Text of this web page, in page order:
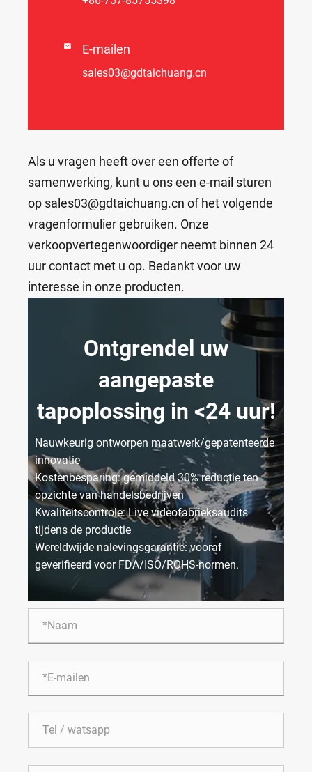
 E-mailen
sales03@gdtaichuang.cn
Als u vragen heeft over een offerte of
samenwerking, kunt u ons een e-mail sturen
op sales03@gdtaichuang.cn of het volgende
vragenformulier gebruiken. Onze
verkoopvertegenwoordiger neemt binnen 24
uur contact met u op. Bedankt voor uw
interesse in onze producten.
Ontgrendel uw
aangepaste
tapoplossing in <24 uur!
Nauwkeurig ontworpen maatwerk/gepatenteerde
innovatie
Kostenbesparing: gemiddeld 30% reductie ten
opzichte van handelsbedrijven
Kwaliteitscontrole: Live videofabrieksaudits
tijdens de productie
Wereldwijde nalevingsgarantie: vooraf
geverifieerd voor FDA/ISO/ROHS-normen.